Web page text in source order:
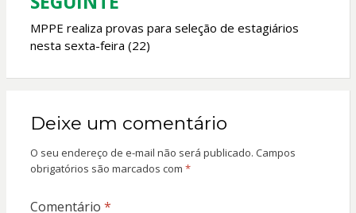
MPPE realiza provas para seleção de estagiários
nesta sexta-feira (22)
Deixe um comentário
O seu endereço de e-mail não será publicado. Campos
obrigatórios são marcados com *
Comentário *